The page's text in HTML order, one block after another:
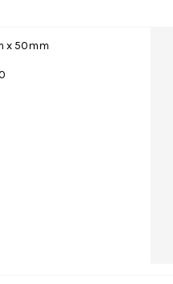
x 50mm